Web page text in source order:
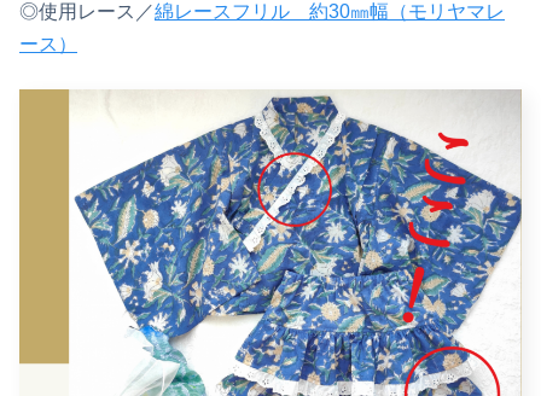
◎使用レース／綿レースフリル 約30㎜幅（モリヤマレ
ース）